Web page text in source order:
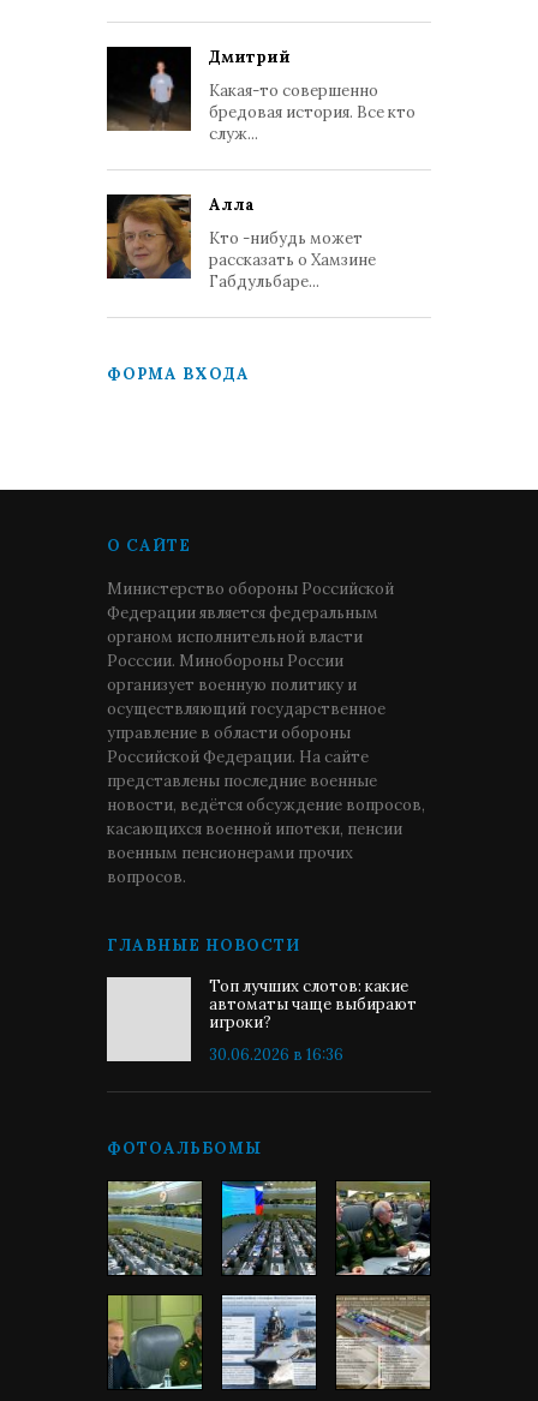
Дмитрий
Какая-то совершенно
бредовая история. Все кто
служ...
Алла
Кто -нибудь может
рассказать о Хамзине
Габдульбаре...
ФОРМА ВХОДА
О САЙТЕ
Министерство обороны Российской
Федерации является федеральным
органом исполнительной власти
Росссии. Минобороны России
организует военную политику и
осуществляющий государственное
управление в области обороны
Российской Федерации. На сайте
представлены последние военные
новости, ведётся обсуждение вопросов,
касающихся военной ипотеки, пенсии
военным пенсионерами прочих
вопросов.
ГЛАВНЫЕ НОВОСТИ
Топ лучших слотов: какие
автоматы чаще выбирают
игроки?
30.06.2026 в 16:36
ФОТОАЛЬБОМЫ